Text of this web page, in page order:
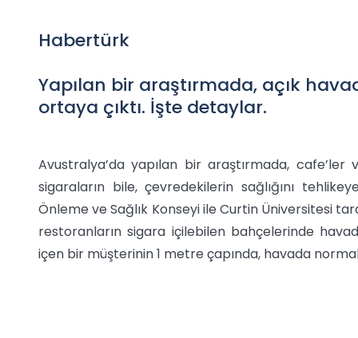
Habertürk
Yapılan bir araştırmada, açık
ortaya çıktı. İşte detaylar.
Avustralya’da yapılan bir araştırmada,
sigaraların bile, çevredekilerin sağlığını
Önleme ve Sağlık Konseyi ile Curtin Üniversitesi
restoranların sigara içilebilen bahçelerinde
içen bir müşterinin 1 metre çapında, havada